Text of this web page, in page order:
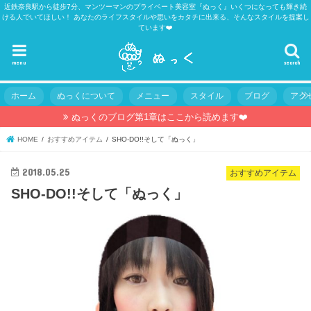
近鉄奈良駅から徒歩7分、マンツーマンのプライベート美容室『ぬっく』いくつになっても輝き続
ける人でいてほしい！ あなたのライフスタイルや思いをカタチに出来る、そんなスタイルを提案し
ています❤️
search
menu
ホーム ぬっくについて メニュー スタイル ブログ アク
ぬっくのブログ第1章はここから読めます❤️
HOME おすすめアイテム SHO-DO!!そして「ぬっく」
おすすめアイテム
2018.05.25
SHO-DO!!そして「ぬっく」